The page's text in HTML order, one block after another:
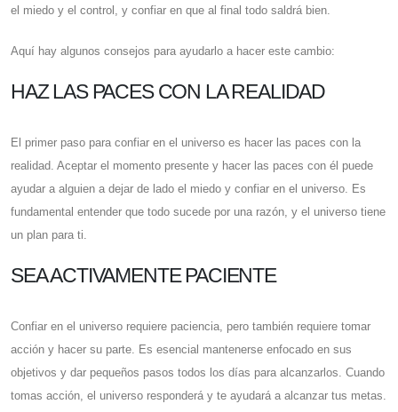
el miedo y el control, y confiar en que al final todo saldrá bien.
Aquí hay algunos consejos para ayudarlo a hacer este cambio:
HAZ LAS PACES CON LA REALIDAD
El primer paso para confiar en el universo es hacer las paces con la
realidad. Aceptar el momento presente y hacer las paces con él puede
ayudar a alguien a dejar de lado el miedo y confiar en el universo. Es
fundamental entender que todo sucede por una razón, y el universo tiene
un plan para ti.
SEA ACTIVAMENTE PACIENTE
Confiar en el universo requiere paciencia, pero también requiere tomar
acción y hacer su parte. Es esencial mantenerse enfocado en sus
objetivos y dar pequeños pasos todos los días para alcanzarlos. Cuando
tomas acción, el universo responderá y te ayudará a alcanzar tus metas.